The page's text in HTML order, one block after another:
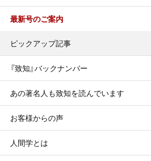
最新号のご案内
ピックアップ記事
『致知』バックナンバー
あの著名人も致知を読んでいます
お客様からの声
人間学とは